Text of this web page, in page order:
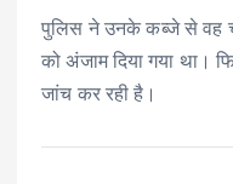
पुलिस ने उनके कब्जे से वह
को अंजाम दिया गया था।
जांच कर रही है।